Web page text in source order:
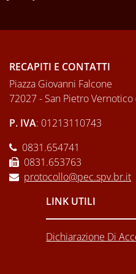
RECAPITI E CONTATTI
Piazza Giovanni Falcone
72027 - San Pietro Vernotico
P. IVA: 01213110743
0831.654741
0831.653763
protocollo@pec.spv.br.it
LINK UTILI
Dichiarazione Di